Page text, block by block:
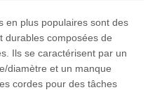
en plus populaires sont des
durables composées de
Ils se caractérisent par un
diamètre et un manque
cordes pour des tâches